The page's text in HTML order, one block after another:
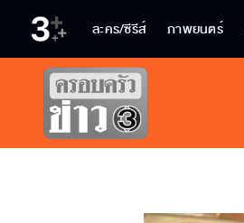
ละคร/ซีรีส์ ภาพยนตร์